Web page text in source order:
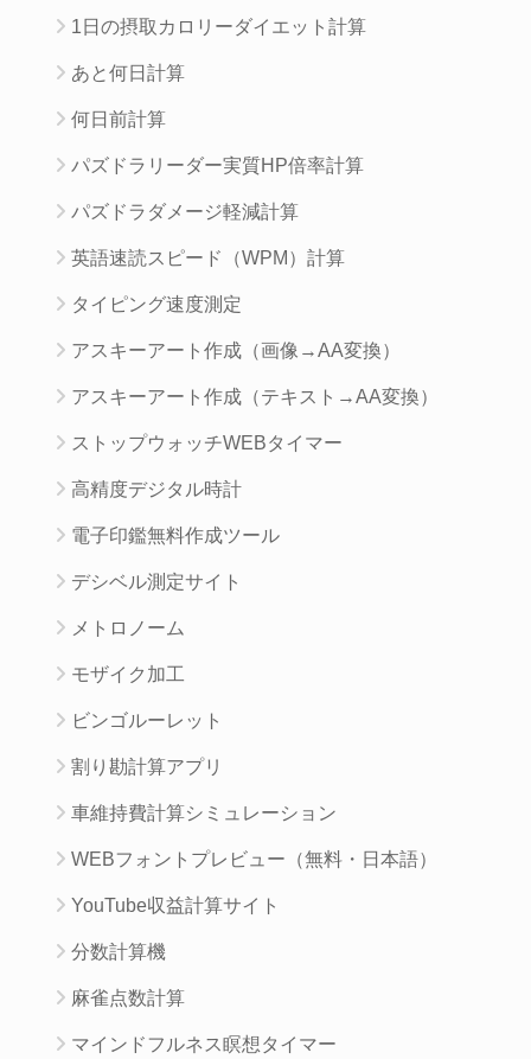
1日の摂取カロリーダイエット計算
あと何日計算
何日前計算
パズドラリーダー実質HP倍率計算
パズドラダメージ軽減計算
英語速読スピード（WPM）計算
タイピング速度測定
アスキーアート作成（画像→AA変換）
アスキーアート作成（テキスト→AA変換）
ストップウォッチWEBタイマー
高精度デジタル時計
電子印鑑無料作成ツール
デシベル測定サイト
メトロノーム
モザイク加工
ビンゴルーレット
割り勘計算アプリ
車維持費計算シミュレーション
WEBフォントプレビュー（無料・日本語）
YouTube収益計算サイト
分数計算機
麻雀点数計算
マインドフルネス瞑想タイマー